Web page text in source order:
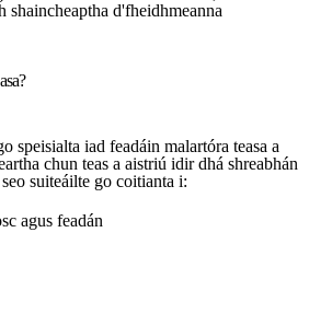
shaincheaptha d'fheidhmeanna
speisialta iad feadáin malartóra teasa a
chun teas a aistriú idir dhá shreabhán
suiteáilte go coitianta i:
agus feadán